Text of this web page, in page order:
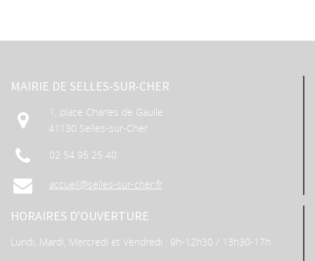
MAIRIE DE SELLES-SUR-CHER
1, place Charles de Gaulle
41130 Selles-sur-Cher
02 54 95 25 40
accueil@selles-sur-cher.fr
HORAIRES D'OUVERTURE
Lundi, Mardi, Mercredi et Vendredi : 9h-12h30 / 13h30-17h